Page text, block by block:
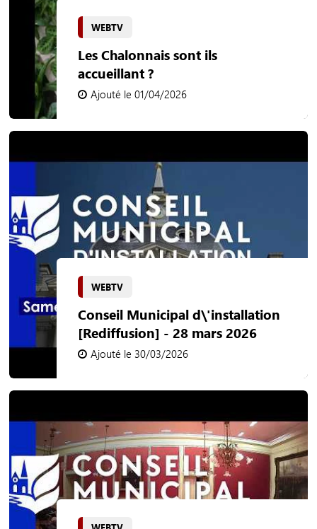
WEBTV
Les Chalonnais sont ils
accueillant ?
Ajouté le 01/04/2026
WEBTV
Conseil Municipal d\'installation
[Rediffusion] - 28 mars 2026
Ajouté le 30/03/2026